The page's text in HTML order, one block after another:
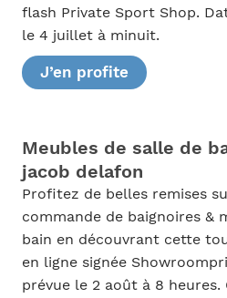
flash Private Sport Shop.
le 4 juillet à minuit.
J’en profite
Meubles de salle de
jacob delafon
Profitez de belles remises
commande de baignoires &
bain en découvrant cette
en ligne signée
prévue le 2 août à 8 heures.